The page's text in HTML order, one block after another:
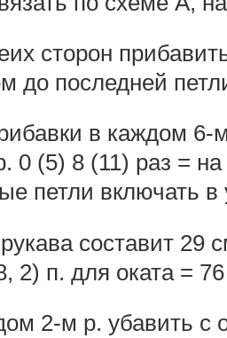
сторон
до последней
в каждом
0 (5) 8 (11) раз =
петли включать в
составит 29
2) п. для оката =
2-м р. убавить с